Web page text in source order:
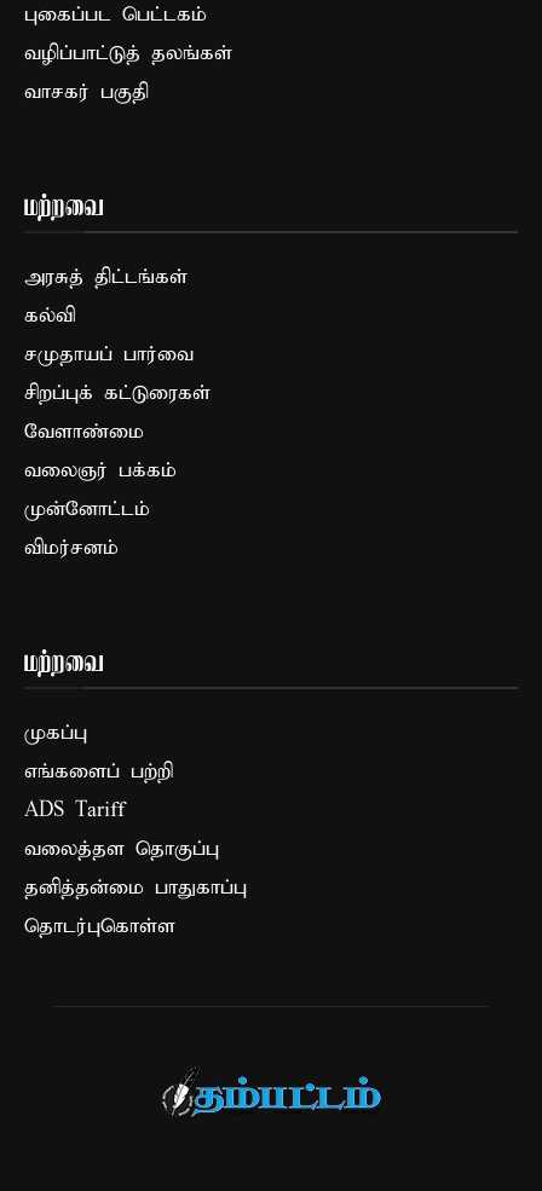
புகைப்பட பெட்டகம்
வழிப்பாட்டுத் தலங்கள்
வாசகர் பகுதி
மற்றவை
அரசுத் திட்டங்கள்
கல்வி
சமுதாயப் பார்வை
சிறப்புக் கட்டுரைகள்
வேளாண்மை
வலைஞர் பக்கம்
முன்னோட்டம்
விமர்சனம்
மற்றவை
முகப்பு
எங்களைப் பற்றி
ADS Tariff
வலைத்தள தொகுப்பு
தனித்தன்மை பாதுகாப்பு
தொடர்புகொள்ள